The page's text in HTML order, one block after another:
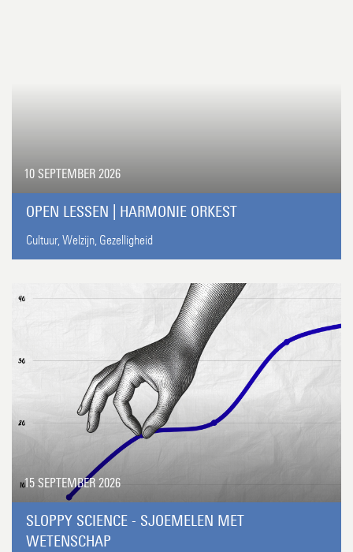
10 SEPTEMBER 2026
OPEN LESSEN | HARMONIE ORKEST
Cultuur, Welzijn, Gezelligheid
15 SEPTEMBER 2026
SLOPPY SCIENCE - SJOEMELEN MET
WETENSCHAP